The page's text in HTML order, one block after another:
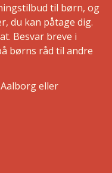
til børn, og
du kan påtage dig.
Besvar breve i
børns råd til andre
eller